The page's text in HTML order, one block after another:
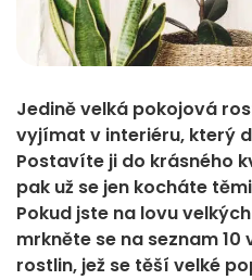
Jedině velká pokojová
vyjímat v interiéru, který
Postavíte ji do krásného
pak už se jen kocháte
Pokud jste na lovu
mrkněte se na seznam
rostlin, jež se těší velké